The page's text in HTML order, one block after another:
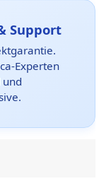
Support
Experten
und